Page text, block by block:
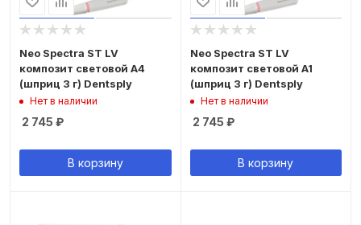
Neo Spectra ST LV
композит световой A4
(шприц 3 г) Dentsply
Нет в наличии
2 745 ₽
В корзину
Neo Spectra ST LV
композит световой A1
(шприц 3 г) Dentsply
Нет в наличии
2 745 ₽
В корзину